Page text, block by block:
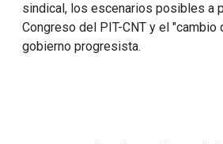
sindical, los escenarios posibles a
Congreso del PIT-CNT y el "cambio
gobierno progresista.